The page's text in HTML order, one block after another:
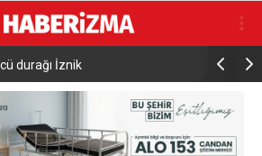
durağı İznik AK